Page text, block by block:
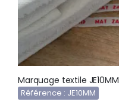
Marquage textile JE10MM
Référence : JE10MM